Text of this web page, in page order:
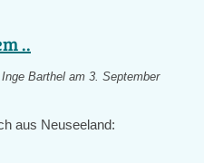
..
Inge Barthel am 3. September
aus Neuseeland: